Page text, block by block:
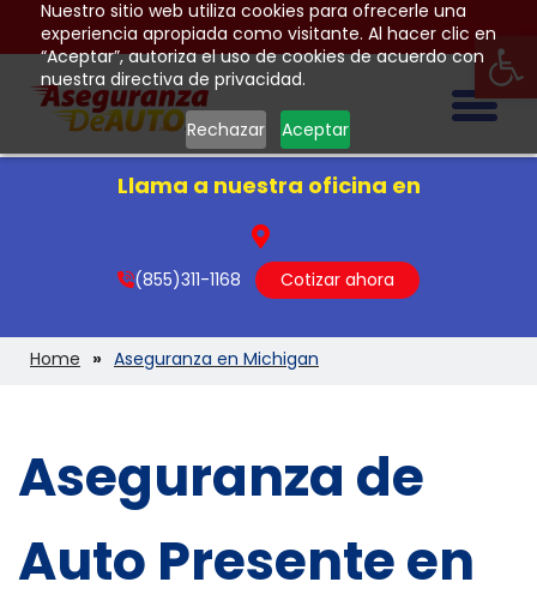
Nuestro sitio web utiliza cookies para ofrecerle una
experiencia apropiada como visitante. Al hacer clic en
“Aceptar”, autoriza el uso de cookies de acuerdo con
nuestra directiva de privacidad.
Rechazar Aceptar
Llama a nuestra oficina en
(855)311-1168 Cotizar ahora
Home Aseguranza en Michigan
Aseguranza de
Auto Presente en